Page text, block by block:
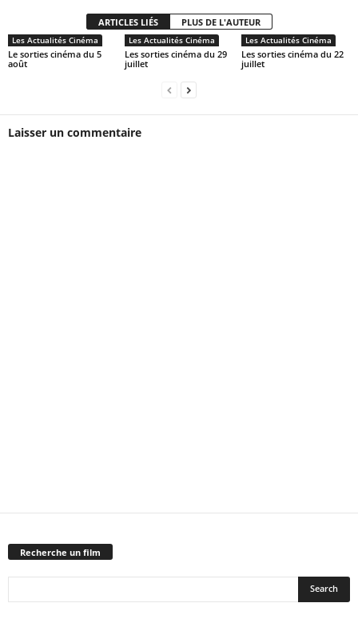
ARTICLES LIÉS PLUS DE L'AUTEUR
Les Actualités Cinéma
Le sorties cinéma du 5
août
Les Actualités Cinéma
Les sorties cinéma du 29
juillet
Les Actualités Cinéma
Les sorties cinéma du 22
juillet
Laisser un commentaire
Recherche un film